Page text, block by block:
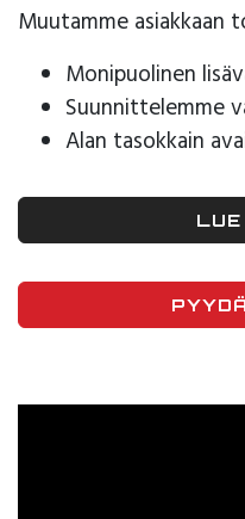
Muutamme asiakkaan
Monipuolinen
Suunnittelemme
Alan tasokkain